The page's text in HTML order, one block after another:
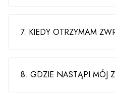
7. KIEDY OTRZYMAM
8. GDZIE NASTĄPI MÓJ